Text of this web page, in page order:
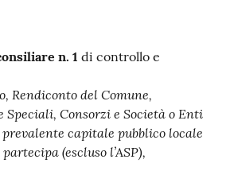
n. 1 di controllo e
Rendiconto del Comune,
Consorzi e Società o Enti
capitale pubblico locale
(escluso l’ASP),